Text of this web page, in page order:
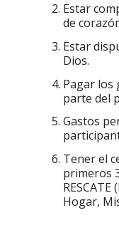
Estar
de
Estar
Dios.
Pagar los
parte del
Gastos
Tener el
primeros
RESCATE
Hogar,